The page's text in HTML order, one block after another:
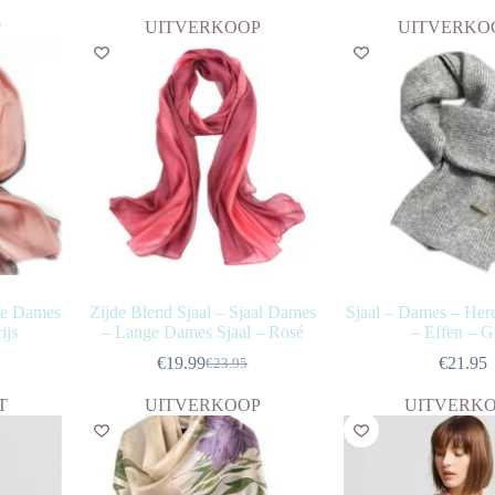
€44.95.
€38.95.
was:
is:
Dames
UITVERKOOP
Zijde Blend Sjaal – Sjaal Dames
– Lange Dames Sjaal – Rosé
€23.95
Oorspronkelijke
was:
€23.95.
€19.99Huidige
is:
€19.99.
Sjaal – Dames –
– Effen –
€21.95
UITVERKOOP